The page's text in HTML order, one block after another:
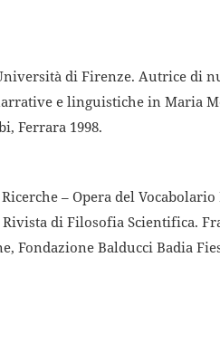
di Firenze. Autrice di
e linguistiche in Maria
Ferrara 1998.
– Opera del
di Filosofia Scientifica.
Fondazione Balducci Badia